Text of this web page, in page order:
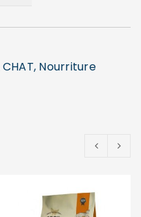
CHAT, Nourriture